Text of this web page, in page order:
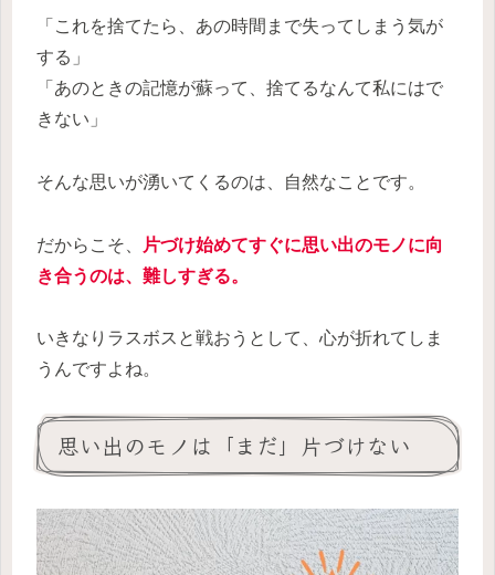
「これを捨てたら、あの時間まで失ってしまう気が
する」
「あのときの記憶が蘇って、捨てるなんて私にはで
きない」
そんな思いが湧いてくるのは、自然なことです。
だからこそ、 片づけ始めてすぐに思い出のモノに向
き合うのは、難しすぎる。
いきなりラスボスと戦おうとして、心が折れてしま
うんですよね。
思い出のモノは「まだ」片づけない